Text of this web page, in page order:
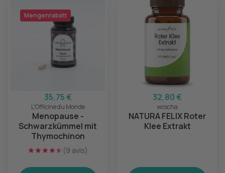
Mengenrabatt
35,75 €
L'Officine du Monde
Menopause -
Schwarzkümmel mit
Thymochinon
(9 avis)
32,80 €
woscha
NATURA FELIX Roter
Klee Extrakt